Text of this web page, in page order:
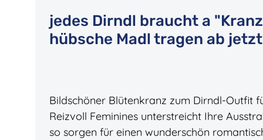
jedes Dirndl braucht a
hübsche Madl tragen ab
Bildschöner Blütenkranz zum Dirndl-Outfit
Reizvoll Feminines unterstreicht Ihre
so sorgen für einen wunderschön